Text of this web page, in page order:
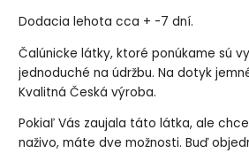
Dodacia lehota cca + -7 dní.
Čalúnicke látky, ktoré ponúkame sú
jednoduché na údržbu. Na dotyk
Kvalitná Česká výroba.
Pokiaľ Vás zaujala táto látka, ale
naživo, máte dve možnosti. Buď